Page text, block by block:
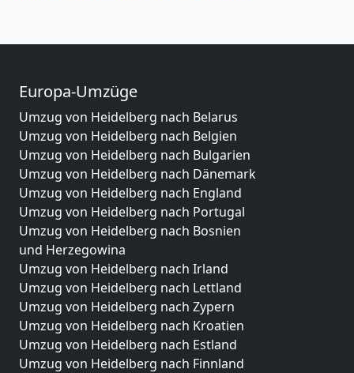
Europa-Umzüge
Umzug von Heidelberg nach Belarus
Umzug von Heidelberg nach Belgien
Umzug von Heidelberg nach Bulgarien
Umzug von Heidelberg nach Dänemark
Umzug von Heidelberg nach England
Umzug von Heidelberg nach Portugal
Umzug von Heidelberg nach Bosnien
und Herzegowina
Umzug von Heidelberg nach Irland
Umzug von Heidelberg nach Lettland
Umzug von Heidelberg nach Zypern
Umzug von Heidelberg nach Kroatien
Umzug von Heidelberg nach Estland
Umzug von Heidelberg nach Finnland